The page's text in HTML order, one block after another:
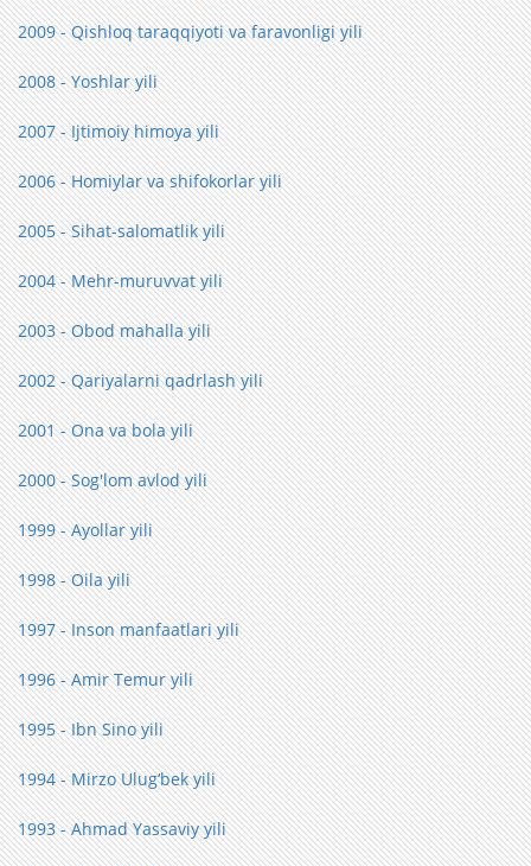
2009 - Qishloq taraqqiyoti va faravonligi yili
2008 - Yoshlar yili
2007 - Ijtimoiy himoya yili
2006 - Homiylar va shifokorlar yili
2005 - Sihat-salomatlik yili
2004 - Mehr-muruvvat yili
2003 - Obod mahalla yili
2002 - Qariyalarni qadrlash yili
2001 - Ona va bola yili
2000 - Sog'lom avlod yili
1999 - Ayollar yili
1998 - Oila yili
1997 - Inson manfaatlari yili
1996 - Amir Temur yili
1995 - Ibn Sino yili
1994 - Mirzo Ulug‘bek yili
1993 - Ahmad Yassaviy yili